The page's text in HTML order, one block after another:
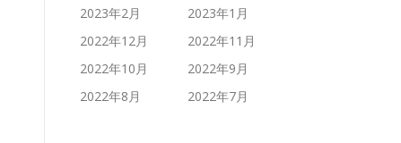
2023年2月
2023年1月
2022年12月
2022年11月
2022年10月
2022年9月
2022年8月
2022年7月